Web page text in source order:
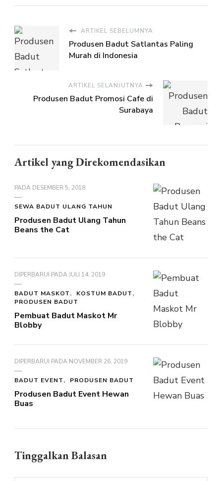
ARTIKEL SEBELUMNYA
Produsen Badut Satlantas Paling
Murah di Indonesia
ARTIKEL SELANJUTNYA
Produsen Badut Promosi Cafe di
Surabaya
Artikel yang Direkomendasikan
PADA DESEMBER 5, 2018
SEWA BADUT ULANG TAHUN
Produsen Badut Ulang Tahun
Beans the Cat
DIPERBARUI PADAJULI 14, 2019
BADUT MASKOT
KOSTUM BADUT
PRODUSEN BADUT
Pembuat Badut Maskot Mr
Blobby
DIPERBARUI PADA NOVEMBER 26, 2019
BADUT EVENT PRODUSEN BADUT
Produsen Badut Event Hewan
Buas
Tinggalkan Balasan